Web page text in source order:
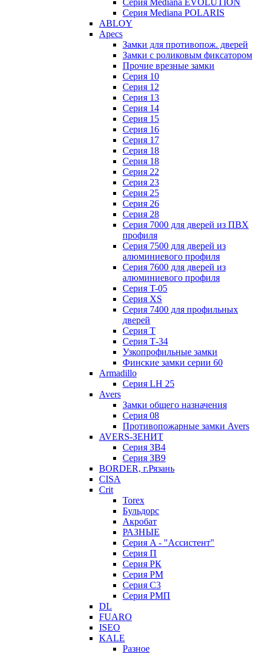
Серия Mediana EVOLUTION
Серия Mediana POLARIS
ABLOY
Apecs
Замки для противопож. дверей
Замки с роликовым фиксатором
Прочие врезные замки
Серия 10
Серия 12
Серия 13
Серия 14
Серия 15
Серия 16
Серия 17
Серия 18
Серия 18
Серия 22
Серия 23
Серия 25
Серия 26
Серия 28
Серия 7000 для дверей из ПВХ
профиля
Серия 7500 для дверей из
алюминиевого профиля
Серия 7600 для дверей из
алюминиевого профиля
Серия T-05
Серия XS
Серия 7400 для профильных
дверей
Серия Т
Серия Т-34
Узкопрофильные замки
Финские замки серии 60
Armadillo
Серия LH 25
Avers
Замки общего назначения
Серия 08
Противопожарные замки Avers
AVERS-ЗЕНИТ
Серия ЗВ4
Серия ЗВ9
BORDER, г.Рязань
CISA
Crit
Torex
Бульдорс
Акробат
РАЗНЫЕ
Серия A - "Ассистент"
Серия П
Серия РК
Серия РМ
Серия С3
Серия РМП
DL
FUARO
ISEO
KALE
Разное